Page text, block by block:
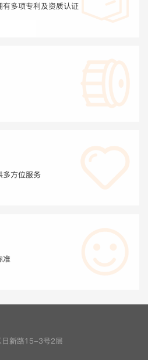
多项专利及资质认证
多方位服务
准
日新路15-3号2层